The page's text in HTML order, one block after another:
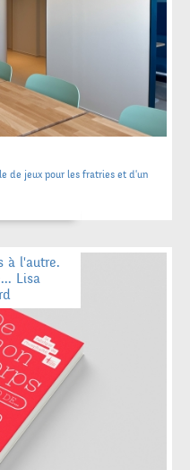
de jeux pour les fratries et d'un
à l'autre.
Lisa